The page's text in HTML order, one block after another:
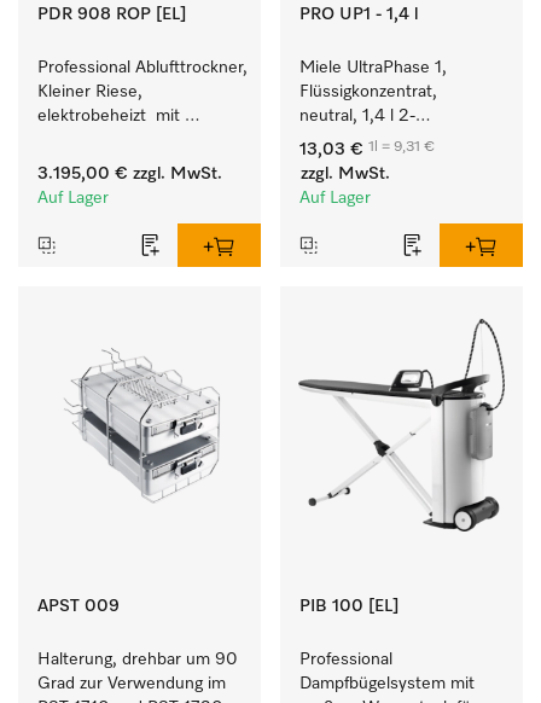
PDR 908 ROP [EL]
Professional Ablufttrockner,
Kleiner Riese,
elektrobeheizt  mit
Programmlaufzeiten.
Leistung 8 kg in 42 min.
3.195,00 € zzgl. MwSt.
Auf Lager
PRO UP1 - 1,4 l
Miele UltraPhase 1,
Flüssigkonzentrat,
neutral, 1,4 l 2-
Komponentenwaschmittel
für Buntes, Weißes und
Feines.
13,03 € 1l = 9,31 €
zzgl. MwSt.
Auf Lager
APST 009
Halterung, drehbar um 90
Grad zur Verwendung im
PIB 100 [EL]
Professional
Dampfbügelsystem mit